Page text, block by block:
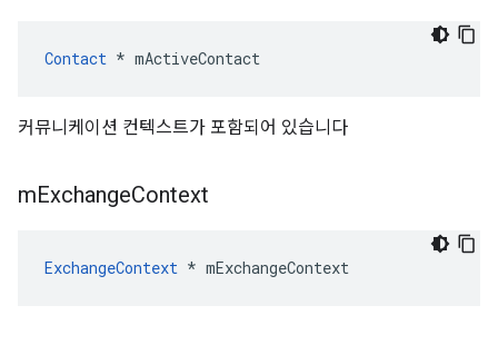
Contact * mActiveContact
커뮤니케이션 컨텍스트가 포함되어 있습니다
mExchangeContext
ExchangeContext * mExchangeContext